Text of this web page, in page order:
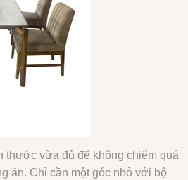
thước vừa đủ để không chiếm quá
ăn. Chỉ cần một góc nhỏ với bộ